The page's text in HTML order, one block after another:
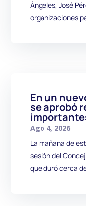
Ángeles, José
organizaciones
En un
se aprobó
Ago 4, 2026
La mañana de
sesión del
que duró cerca